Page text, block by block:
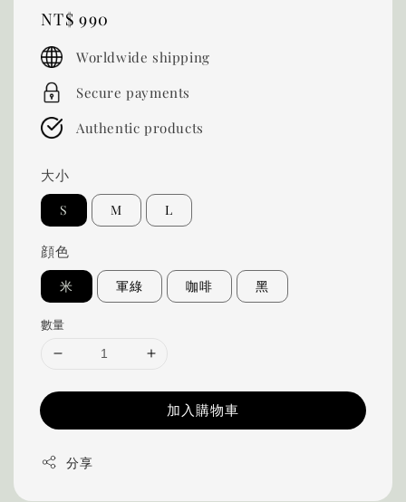
Regular
price
NT$ 990
Worldwide shipping
Secure payments
Authentic products
大小
S M L
顔色
米 軍綠 咖啡 黑
數量
加入購物車
分享